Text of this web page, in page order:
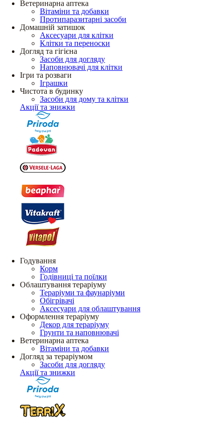
Ветеринарна аптека
Вітаміни та добавки
Протипаразитарні засоби
Домашній затишок
Аксесуари для клітки
Клітки та переноски
Догляд та гігієна
Засоби для догляду
Наповнювачі для клітки
Ігри та розваги
Іграшки
Чистота в будинку
Засоби для дому та клітки
Акції та знижки
Годування
Корм
Годівниці та поїлки
Облаштування тераріуму
Тераріуми та фаунаріуми
Обігрівачі
Аксесуари для облаштування
Оформлення тераріуму
Декор для тераріуму
Грунти та наповнювачі
Ветеринарна аптека
Вітаміни та добавки
Догляд за тераріумом
Засоби для догляду
Акції та знижки